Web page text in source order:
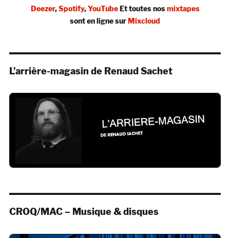
Deezer,Spotify,YouTubeEt toutes nosmixtapes
sont en ligne surMixcloud
L’arrière-magasin de Renaud Sachet
CROQ/MAC – Musique & disques